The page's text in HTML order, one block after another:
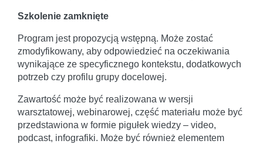
Szkolenie zamknięte
Program jest propozycją wstępną. Może zostać
zmodyfikowany, aby odpowiedzieć na oczekiwania
wynikające ze specyficznego kontekstu, dodatkowych
potrzeb czy profilu grupy docelowej.
Zawartość może być realizowana w wersji
warsztatowej, webinarowej, część materiału może być
przedstawiona w formie pigułek wiedzy – video,
podcast, infografiki. Może być również elementem